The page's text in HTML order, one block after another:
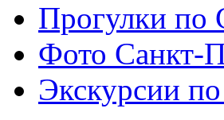
Прогулки по
Фото Санкт-
Экскурсии